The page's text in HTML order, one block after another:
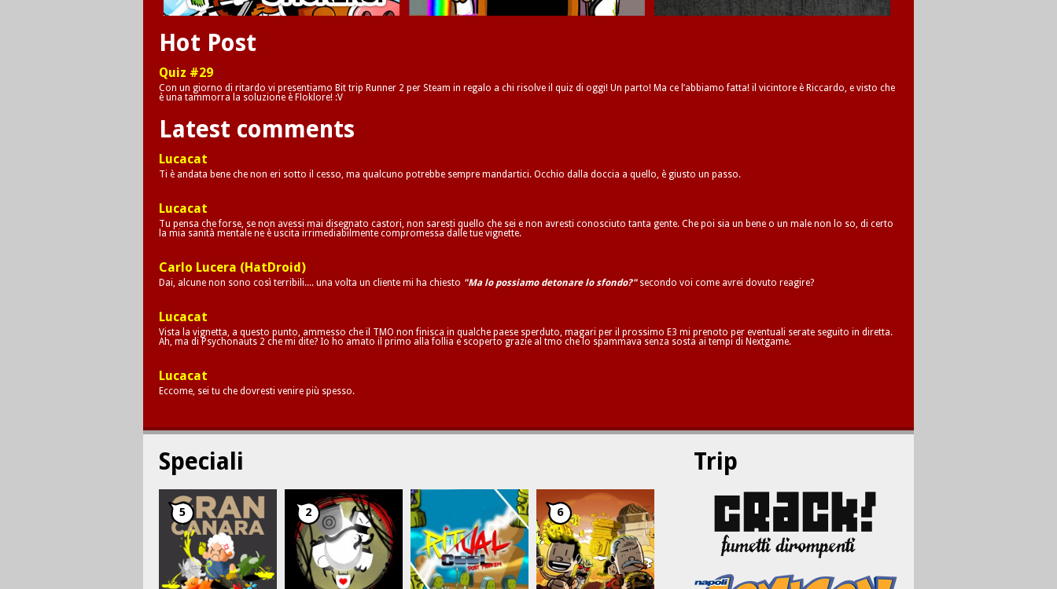
Hot Post
Quiz #29
Con un giorno di ritardo vi presentiamo Bit trip Runner 2 per Steam in regalo a chi risolve il quiz di oggi! Un parto! Ma ce l’abbiamo fatta! il vicintore è Riccardo, e visto che
è una tammorra la soluzione è Floklore! :V
Latest comments
Lucacat
Ti è andata bene che non eri sotto il cesso, ma qualcuno potrebbe sempre mandartici. Occhio dalla doccia a quello, è giusto un passo.
Lucacat
Tu pensa che forse, se non avessi mai disegnato castori, non saresti quello che sei e non avresti conosciuto tanta gente. Che poi sia un bene o un male non lo so, di certo
la mia sanità mentale ne è uscita irrimediabilmente compromessa dalle tue vignette.
Carlo Lucera (HatDroid)
Dai, alcune non sono così terribili.... una volta un cliente mi ha chiesto "Ma lo possiamo detonare lo sfondo?"secondo voi come avrei dovuto reagire?
Lucacat
Vista la vignetta, a questo punto, ammesso che il TMO non finisca in qualche paese sperduto, magari per il prossimo E3 mi prenoto per eventuali serate seguito in diretta.
Ah, ma di Psychonauts 2 che mi dite? Io ho amato il primo alla follia e scoperto grazie al tmo che lo spammava senza sosta ai tempi di Nextgame.
Lucacat
Eccome, sei tu che dovresti venire più spesso.
Trip
Speciali
5 2 6